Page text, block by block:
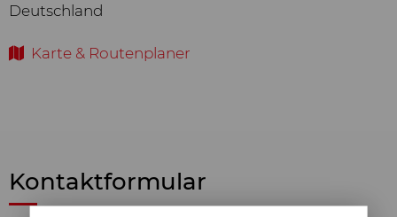
Deutschland
Karte & Routenplaner
Kontaktformular